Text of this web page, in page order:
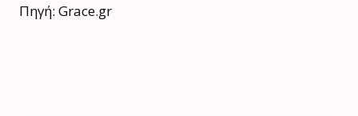
Πηγή: Grace.gr